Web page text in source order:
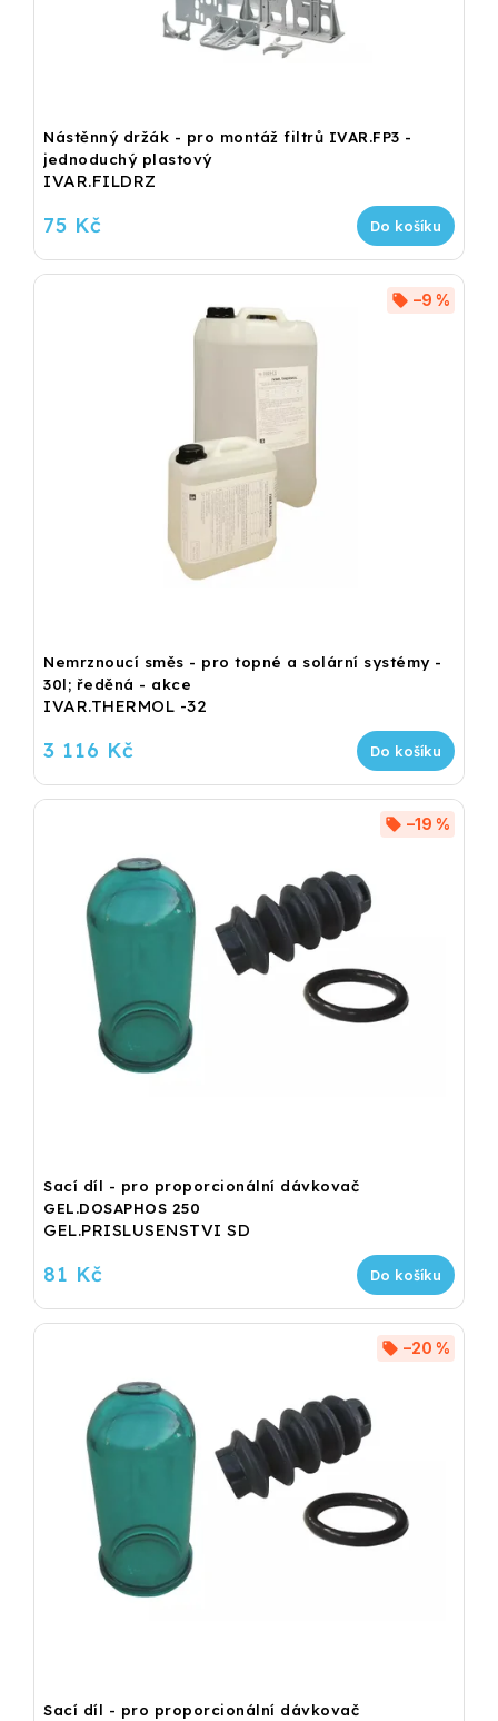
Nástěnný držák - pro montáž filtrů IVAR.FP3 -
jednoduchý plastový
IVAR.FILDRZ
75 Kč Do košíku
Nemrznoucí směs - pro topné a solární systémy -
30l; ředěná - akce
IVAR.THERMOL -32
–9 %
3 116 Kč Do košíku
Sací díl - pro proporcionální dávkovač
GEL.DOSAPHOS 250
GEL.PRISLUSENSTVI SD
–19 %
81 Kč Do košíku
Sací díl - pro proporcionální dávkovač
–20 %